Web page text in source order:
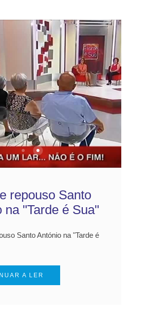
Dia Internacional da Mulher
Casa de repouso Santo
repouso Santo
na "Tarde é Sua"
Santo António na "Tarde é
A LER